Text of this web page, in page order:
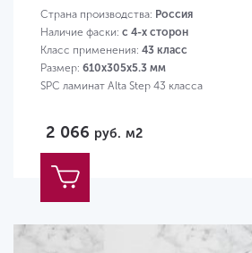
Страна производства: Россия
Наличие фаски: с 4-х сторон
Класс применения: 43 класс
Размер: 610х305х5.3 мм
SPC ламинат Alta Step 43 класса
2 066 руб. м2